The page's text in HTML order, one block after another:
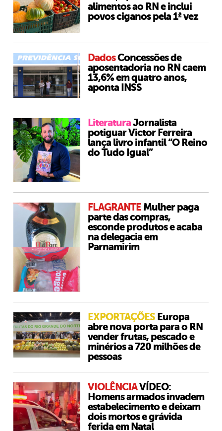
alimentos ao RN e inclui
povos ciganos pela 1ª vez
DadosConcessões de
aposentadoria no RN caem
13,6% em quatro anos,
aponta INSS
LiteraturaJornalista
potiguar Victor Ferreira
lança livro infantil “O Reino
do Tudo Igual”
FLAGRANTE Mulher paga
parte das compras,
esconde produtos e acaba
na delegacia em
Parnamirim
EXPORTAÇÕES Europa
abre nova porta para o RN
vender frutas, pescado e
minérios a 720 milhões de
pessoas
VIOLÊNCIAVÍDEO:
Homens armados invadem
estabelecimento e deixam
dois mortos e grávida
ferida em Natal